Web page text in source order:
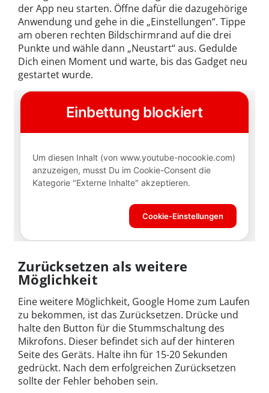
der App neu starten. Öffne dafür die dazugehörige
Anwendung und gehe in die „Einstellungen“. Tippe
am oberen rechten Bildschirmrand auf die drei
Punkte und wähle dann „Neustart“ aus. Gedulde
Dich einen Moment und warte, bis das Gadget neu
gestartet wurde.
Zurücksetzen als weitere
Möglichkeit
Eine weitere Möglichkeit, Google Home zum Laufen
zu bekommen, ist das Zurücksetzen. Drücke und
halte den Button für die Stummschaltung des
Mikrofons. Dieser befindet sich auf der hinteren
Seite des Geräts. Halte ihn für 15-20 Sekunden
gedrückt. Nach dem erfolgreichen Zurücksetzen
sollte der Fehler behoben sein.